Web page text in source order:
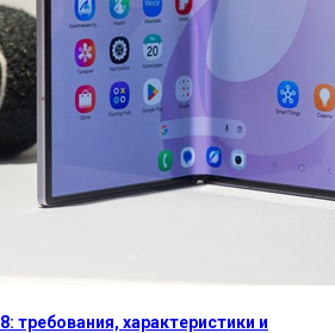
требования, характеристики и